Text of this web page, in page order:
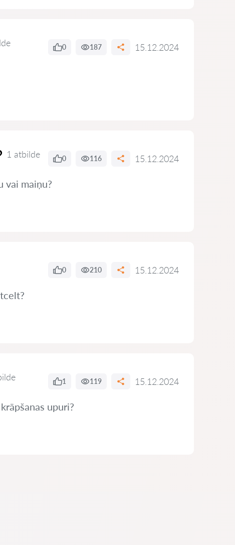
0 187 15.12.2024
1 atbilde 0 116 15.12.2024
vai maiņu?
0 210 15.12.2024
1 119 15.12.2024
upuri?